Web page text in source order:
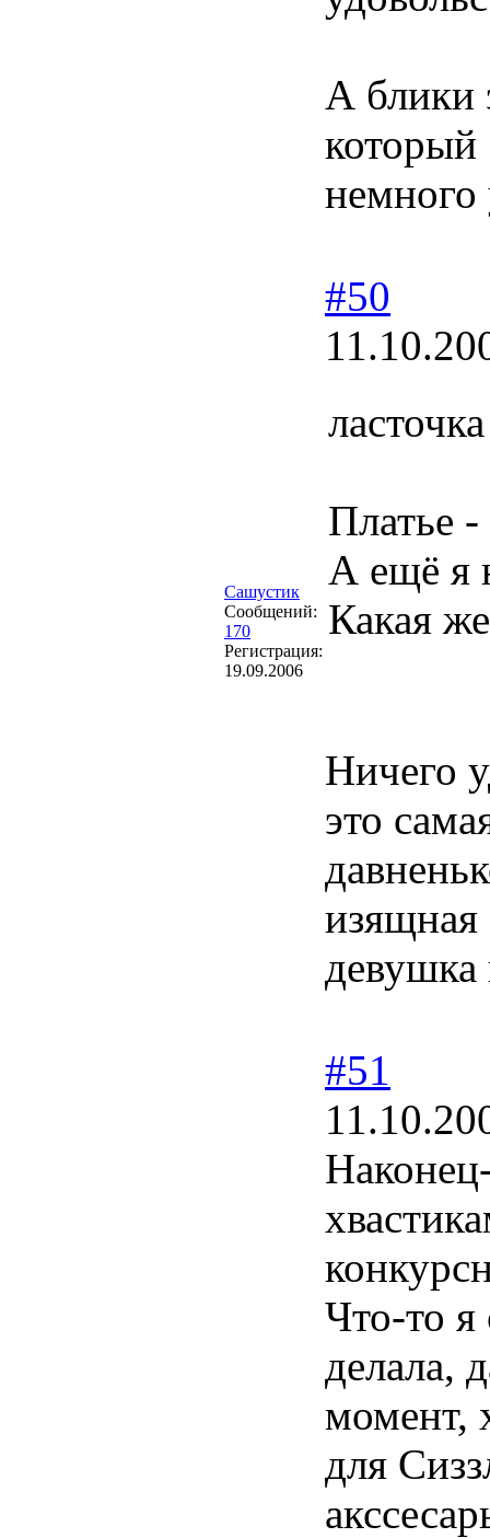
А блики
который
немного
Сашустик
Сообщений:
170
Регистрация:
19.09.2006
#50
Платье -
А ещё я
Какая
Ничего
это
изящная
девушка
#51
Что-то я
делала,
момент,
для